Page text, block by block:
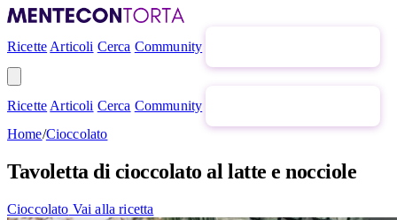
Ricette Articoli Cerca Community
Ricette Articoli Cerca Community
Home/Cioccolato
Tavoletta di cioccolato al latte e nocciole
Cioccolato Vai alla ricetta